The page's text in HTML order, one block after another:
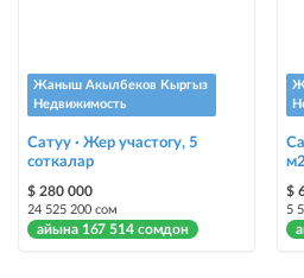
Жаныш Акылбеков Кыргыз
Недвижимость
Сатуу · Жер участогу, 5
соткалар
$ 280 000
24 525 200 сом
айына 167 514 сомдон
$
5